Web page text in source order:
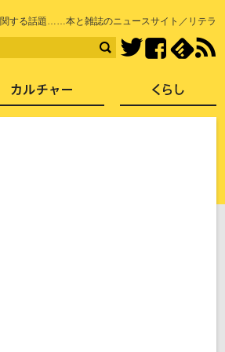
する話題……本と雑誌のニュースサイト／リテラ
TwitterFacebook
社会